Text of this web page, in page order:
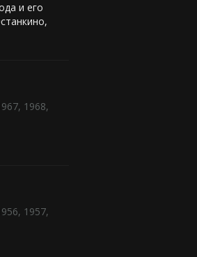
и его
, 1968,
, 1957,